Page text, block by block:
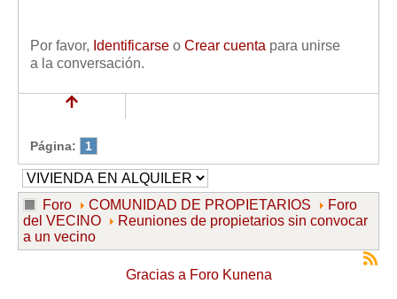
Por favor, Identificarse o Crear cuenta para unirse
a la conversación.
Página: 1
Foro COMUNIDAD DE PROPIETARIOS
Foro
del VECINO
Reuniones de propietarios sin convocar
a un vecino
Gracias a Foro Kunena